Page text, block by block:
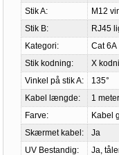
Stik A:
M12
Stik B:
RJ45
Kategori:
Cat 6A
Stik kodning:
X
Vinkel på stik A:
135°
Kabel længde:
1 meter
Farve:
Kabel
Skærmet kabel:
Ja
UV Bestandig:
Ja,